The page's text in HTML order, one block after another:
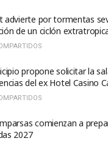
advierte por tormentas
de un ciclón
propone solicitar la
del ex Hotel Casino
comienzan a
2027